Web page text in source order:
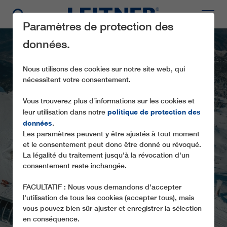
CD6 STYGA
Paramètres de protection des
données.
Nous utilisons des cookies sur notre site web, qui
nécessitent votre consentement.
Vous trouverez plus d´informations sur les cookies et
leur utilisation dans notre politique de protection des
données.
Les paramètres peuvent y être ajustés à tout moment
et le consentement peut donc être donné ou révoqué.
La légalité du traitement jusqu'à la révocation d'un
consentement reste inchangée.
FACULTATIF : Nous vous demandons d'accepter
l'utilisation de tous les cookies (accepter tous), mais
vous pouvez bien sûr ajuster et enregistrer la sélection
en conséquence.